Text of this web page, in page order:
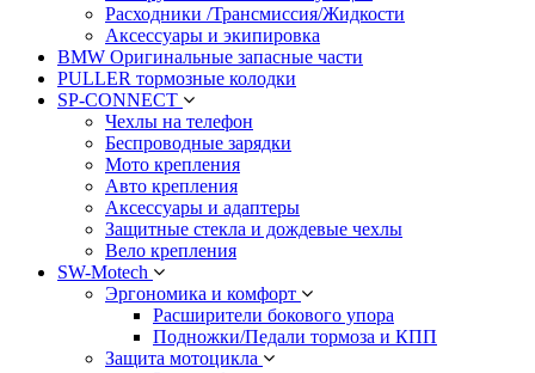
Расходники /Трансмиссия/Жидкости
Аксессуары и экипировка
BMW Оригинальные запасные части
PULLER тормозные колодки
SP-CONNECT
Чехлы на телефон
Беспроводные зарядки
Мото крепления
Авто крепления
Аксессуары и адаптеры
Защитные стекла и дождевые чехлы
Вело крепления
SW-Motech
Эргономика и комфорт
Расширители бокового упора
Подножки/Педали тормоза и КПП
Защита мотоцикла